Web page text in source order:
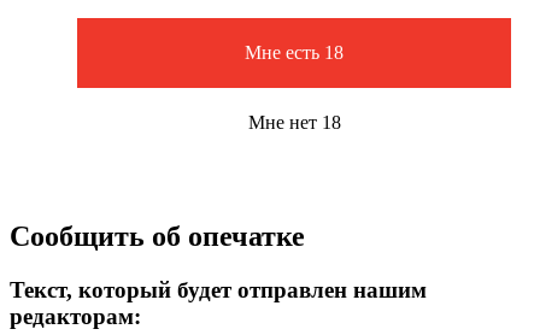
Мне есть 18
Мне нет 18
Сообщить об опечатке
Текст, который будет отправлен нашим
редакторам: